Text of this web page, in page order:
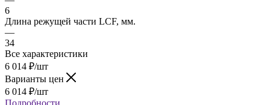
6
Длина режущей части LСF, мм.
—
34
Все характеристики
6 014 ₽/шт
Варианты цен
6 014 ₽/шт
Подробности